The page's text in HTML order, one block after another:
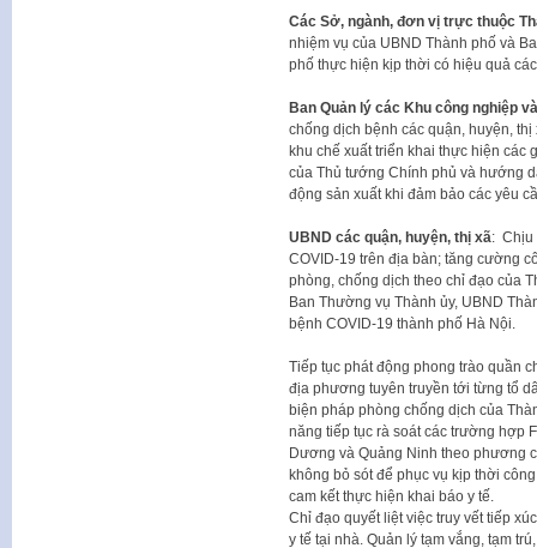
Các Sở, ngành, đơn vị trực thuộc
nhiệm vụ của UBND Thành phố và
phố thực hiện kịp thời có hiệu quả
Ban Quản lý các Khu công nghiệp
chống dịch bệnh các quận, huyện,
khu chế xuất triển khai thực hiện các
của Thủ tướng Chính phủ và hướng
động sản xuất khi đảm bảo các yêu
UBND các quận, huyện, thị xã: Chịu
COVID-19 trên địa bàn; tăng cường
phòng, chống dịch theo chỉ đạo của
Ban Thường vụ Thành ủy, UBND
bệnh COVID-19 thành phố Hà Nội.
Tiếp tục phát động phong trào quần
địa phương tuyên truyền tới từng tổ
biện pháp phòng chống dịch của
năng tiếp tục rà soát các trường hợp
Dương và Quảng Ninh theo phương
không bỏ sót để phục vụ kịp thời
cam kết thực hiện khai báo y tế.
Chỉ đạo quyết liệt việc truy vết tiếp
y tế tại nhà. Quản lý tạm vắng, tạm